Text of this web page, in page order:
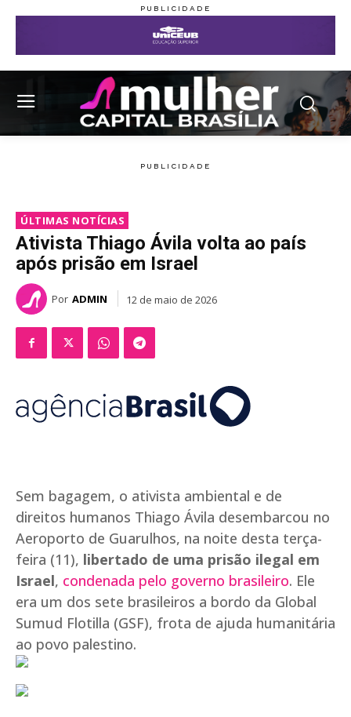
ÚLTIMAS NOTÍCIAS
Ativista Thiago Ávila volta ao país
após prisão em Israel
Por ADMIN 12 de maio de 2026
Sem bagagem, o ativista ambiental e de
direitos humanos Thiago Ávila desembarcou no
Aeroporto de Guarulhos, na noite desta terça-
feira (11), libertado de uma prisão ilegal em
Israel, condenada pelo governo brasileiro. Ele
era um dos sete brasileiros a bordo da Global
Sumud Flotilla (GSF), frota de ajuda humanitária
ao povo palestino.